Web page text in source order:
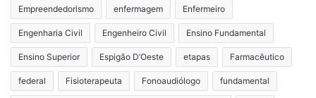
Empreendedorismo enfermagem Enfermeiro
Engenharia Civil Engenheiro Civil Ensino Fundamental
Ensino Superior Espigão D’Oeste etapas Farmacêutico
federal Fisioterapeuta Fonoaudiólogo fundamental